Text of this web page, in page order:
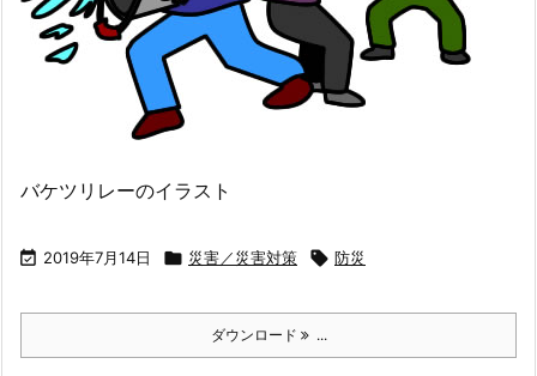
バケツリレーのイラスト
 2019年7月14日  災害／災害対策  防災
ダウンロード ...